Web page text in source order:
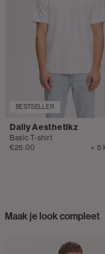
BESTSELLER
Daily Aesthetikz
Basic T-shirt
€25.00
+ 5
Maak je look compleet